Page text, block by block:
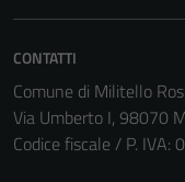
CONTATTI
Comune di Militello
Via Umberto I, 98070
Codice fiscale / P.